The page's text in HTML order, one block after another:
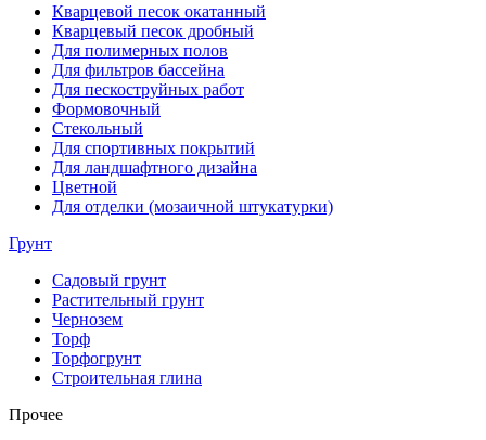
Кварцевой песок окатанный
Кварцевый песок дробный
Для полимерных полов
Для фильтров бассейна
Для пескоструйных работ
Формовочный
Стекольный
Для спортивных покрытий
Для ландшафтного дизайна
Цветной
Для отделки (мозаичной штукатурки)
Грунт
Садовый грунт
Растительный грунт
Чернозем
Торф
Торфогрунт
Строительная глина
Прочее